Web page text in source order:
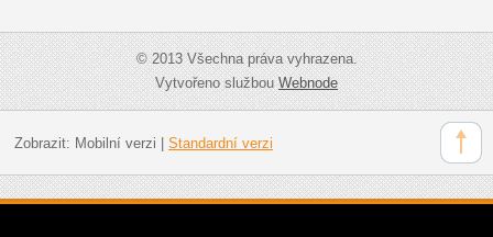
© 2013 Všechna práva vyhrazena.
Vytvořeno službouWebnode
Zobrazit: Mobilní verzi Standardní verzi